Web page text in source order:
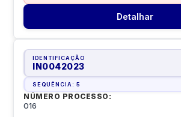
Detalhar
IDENTIFICAÇÃO
IN0042023
SEQUÊNCIA:5
NÚMERO PROCESSO:
016